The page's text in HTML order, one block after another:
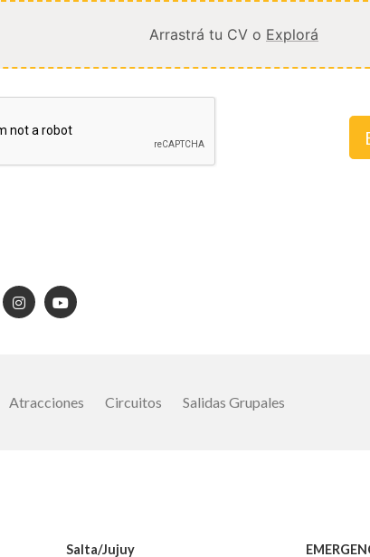
Arrastrá tu CV o Explorá
Atracciones Circuitos Salidas Grupales
Salta/Jujuy